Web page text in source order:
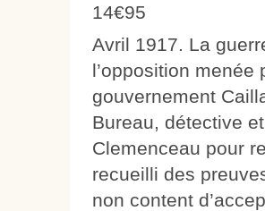
14€95
Avril 1917. La
l’opposition
gouvernement
Bureau, détective
Clemenceau pour
recueilli des
non content